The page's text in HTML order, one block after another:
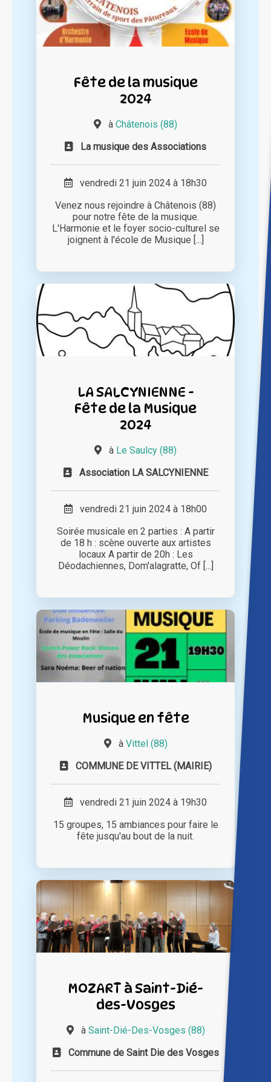
Fête de la musique
2024
à Châtenois (88)
La musique des Associations
vendredi 21 juin 2024 à 18h30
Venez nous rejoindre à Châtenois (88)
pour notre fête de la musique.
L'Harmonie et le foyer socio-culturel se
joignent à l'école de Musique [...]
LA SALCYNIENNE -
Fête de la Musique
2024
à Le Saulcy (88)
Association LA SALCYNIENNE
vendredi 21 juin 2024 à 18h00
Soirée musicale en 2 parties : A partir
de 18 h : scène ouverte aux artistes
locaux A partir de 20h : Les
Déodachiennes, Dom'alagratte, Of [...]
Musique en fête
à Vittel (88)
COMMUNE DE VITTEL (MAIRIE)
vendredi 21 juin 2024 à 19h30
15 groupes, 15 ambiances pour faire le
fête jusqu'au bout de la nuit.
MOZART à Saint-Dié-
des-Vosges
à Saint-Dié-Des-Vosges (88)
Commune de Saint Die des Vosges